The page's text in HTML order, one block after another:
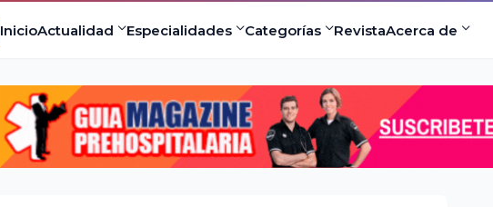
InicioActualidad Especialidades Categorías RevistaAcerca de